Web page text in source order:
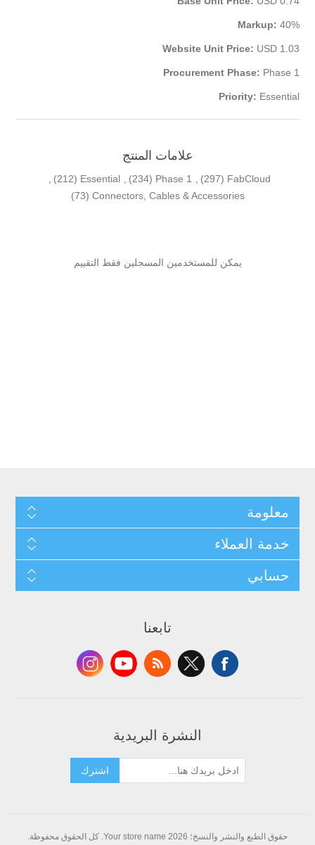
Markup: 40%
Website Unit Price: USD 1.03
Procurement Phase: Phase 1
Priority: Essential
علامات المنتج
FabCloud
(297)
Phase 1
(234)
Essential
(212)
Connectors, Cables & Accessories
(73)
يمكن للمستخدمين المسجلين فقط التقييم
معلومة
خدمة العملاء
حسابي
تابعنا
النشرة البريدية
اشترك
حقوق الطبع والنشر والنسخ؛ 2026 Your store name. كل الحقوق محفوظة.